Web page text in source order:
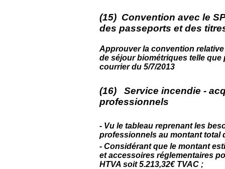
(15) Convention avec le
des passeports et des
Approuver la convention
de séjour biométriques telle
courrier du 5/7/2013
(16) Service incendie -
professionnels
- Vu le tableau reprenant les
professionnels au montant total
- Considérant que le montant
et accessoires réglementaires
HTVA soit 5.213,32€ TVAC ;